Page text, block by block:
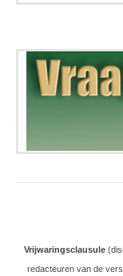
Vrijwaringsclausule
redacteuren van de